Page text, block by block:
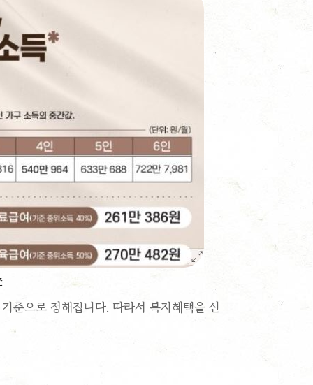
준으로 정해집니다. 따라서 복지혜택을 신